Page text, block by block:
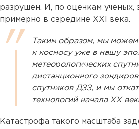
разрушен. И, по оценкам ученых,
примерно в середине XXI века.
Таким образом, мы можем
к космосу уже в нашу
метеорологических
дистанционного
спутников ДЗЗ, и мы
технологий начала XX
Катастрофа такого масштаба